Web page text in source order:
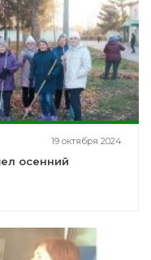
19 октября 2024
осенний